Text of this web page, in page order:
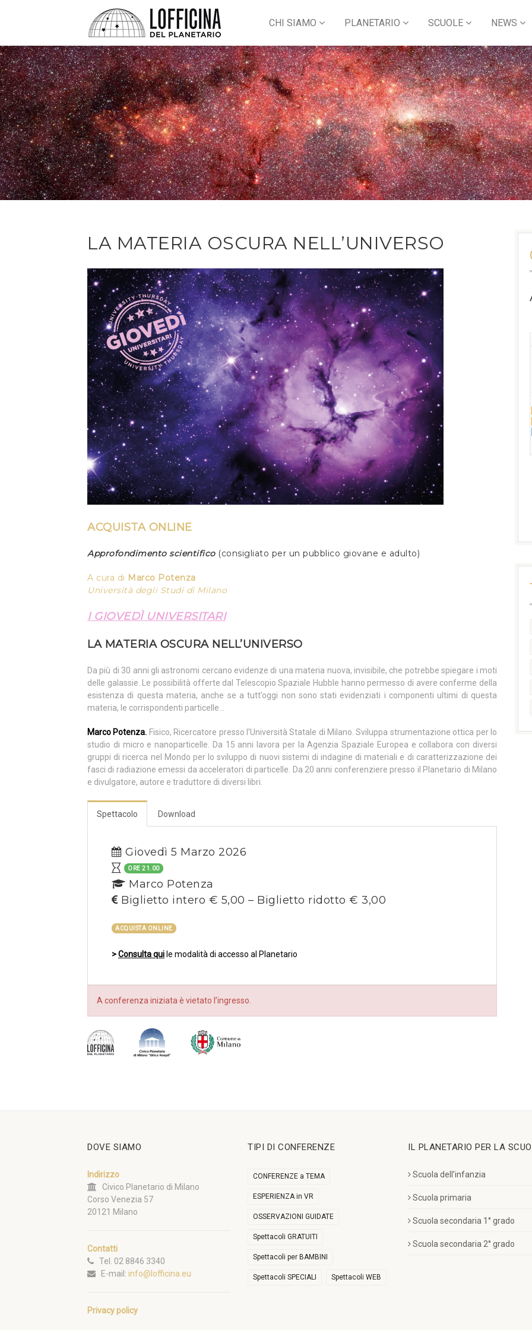
CHI SIAMO PLANETARIO SCUOLE NEWS
LA MATERIA OSCURA NELL’UNIVERSO
ACQUISTA ONLINE
Approfondimento scientifico (consigliato per un pubblico giovane e adulto)
A cura di Marco Potenza
Università degli Studi di Milano
I GIOVEDÌ UNIVERSITARI
LA MATERIA OSCURA NELL’UNIVERSO
Da più di 30 anni gli astronomi cercano evidenze di una materia nuova, invisibile, che potrebbe spiegare i moti
delle galassie. Le possibilità offerte dal Telescopio Spaziale Hubble hanno permesso di avere conferme della
esistenza di questa materia, anche se a tutt’oggi non sono stati evidenziati i componenti ultimi di questa
materia, le corrispondenti particelle…
Marco Potenza. Fisico, Ricercatore presso l’Università Statale di Milano. Sviluppa strumentazione ottica per lo
studio di micro e nanoparticelle. Da 15 anni lavora per la Agenzia Spaziale Europea e collabora con diversi
gruppi di ricerca nel Mondo per lo sviluppo di nuovi sistemi di indagine di materiali e di caratterizzazione dei
fasci di radiazione emessi da acceleratori di particelle. Da 20 anni conferenziere presso il Planetario di Milano
e divulgatore, autore e traduttore di diversi libri.
Spettacolo Download
Giovedì 5 Marzo 2026
ORE 21.00
Marco Potenza
Biglietto intero € 5,00 – Biglietto ridotto € 3,00
ACQUISTA ONLINE
>Consulta qui le modalità di accesso al Planetario
A conferenza iniziata è vietato l’ingresso.
DOVE SIAMO
Indirizzo
Civico Planetario di Milano
Corso Venezia 57
20121 Milano
Contatti
Tel. 02 8846 3340
E-mail: info@lofficina.eu
Privacy policy
TIPI DI CONFERENZE
CONFERENZE a TEMA
ESPERIENZA in VR
OSSERVAZIONI GUIDATE
Spettacoli GRATUITI
Spettacoli per BAMBINI
Spettacoli SPECIALI Spettacoli WEB
IL PLANETARIO PER LA
Scuola dell’infanzia
Scuola primaria
Scuola secondaria 1° grado
Scuola secondaria 2° grado